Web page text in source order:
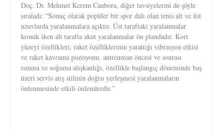
Doç. Dr. Mehmet Kerem Canbora, diğer tavsiyelerini de şöyle
sıraladı: “Sonuç olarak popüler bir spor dalı olan tenis alt ve üst
uzuvlarda yaralanmalara açıktır. Üst taraftaki yaralanmalar
kronik iken alt tarafta akut yaralanmalar ön plandadır. Kort
yüzeyi özellikleri, raket özelliklerinin yarattığı vibrasyon etkisi
ve raket kavrama pozisyonu, antrenman öncesi ve sonrası
ısınma ve soğuma alışkanlığı, özellikle başlangıç döneminde baş
üzeri servis atış stilinin doğru yerleşmesi yaralanmaların
önlenmesinde etkili önlemlerdir.”